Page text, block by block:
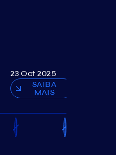
23 Oct 2025
SAIBA
MAIS